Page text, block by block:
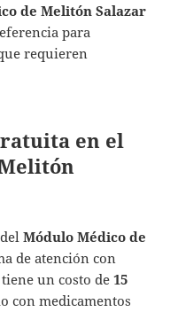
de Melitón Salazar
para
requieren
en el
delMódulo Médico de
de atención con
tiene un costo de15
con medicamentos